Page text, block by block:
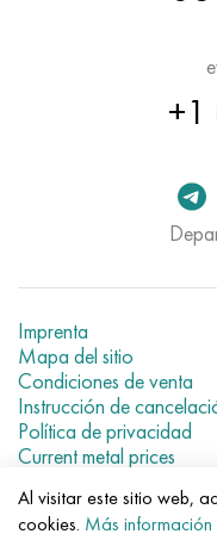
+1
Imprenta
Mapa del sitio
Condiciones de venta
Instrucción de
Política de privacidad
Current metal prices
© 2007–2026 «Evek
Al visitar este sitio web,
cookies. Más
40XFA, 1.7223, AISI
45HN2MFA, k2425,
A40G, 44smn28,